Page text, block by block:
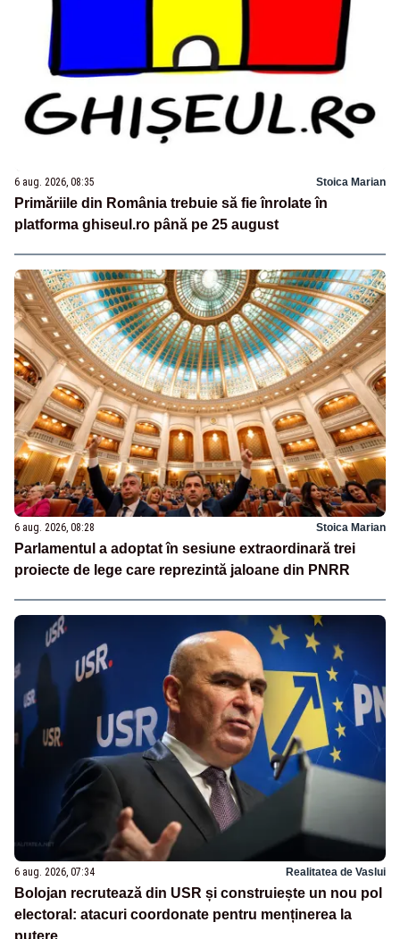
6 aug. 2026, 08:35 Stoica Marian
Primăriile din România trebuie să fie înrolate în
platforma ghiseul.ro până pe 25 august
6 aug. 2026, 08:28 Stoica Marian
Parlamentul a adoptat în sesiune extraordinară trei
proiecte de lege care reprezintă jaloane din PNRR
6 aug. 2026, 07:34 Realitatea de Vaslui
Bolojan recrutează din USR și construiește un nou pol
electoral: atacuri coordonate pentru menținerea la